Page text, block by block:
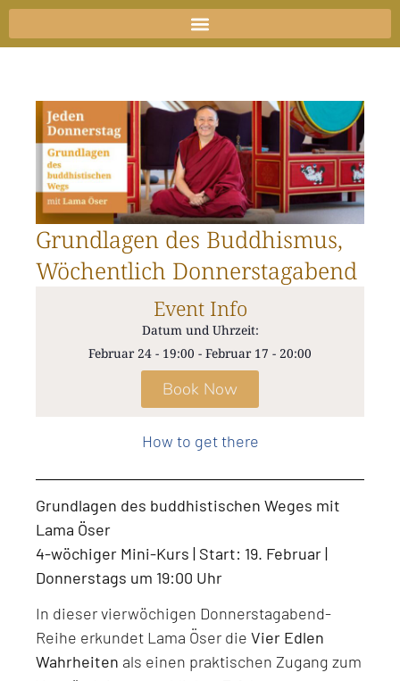
Zum
Inhalt
Grundlagen des Buddhismus,
Wöchentlich Donnerstagabend
Event Info
Datum und Uhrzeit:
Februar 24 - 19:00 - Februar 17 - 20:00
Book Now
How to get there
Grundlagen des buddhistischen Weges mit
Lama Öser
4-wöchiger Mini-Kurs | Start: 19. Februar |
Donnerstags um 19:00 Uhr
In dieser vierwöchigen Donnerstagabend-
Reihe erkundet Lama Öser die Vier Edlen
Wahrheiten als einen praktischen Zugang zum